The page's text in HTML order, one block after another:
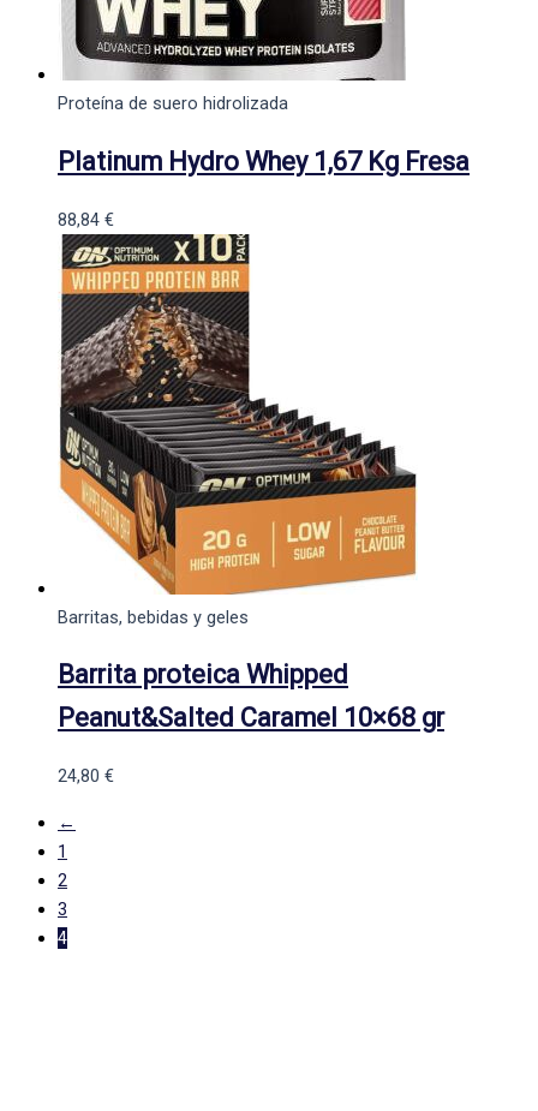
Proteína de suero hidrolizada
Platinum Hydro Whey 1,67 Kg Fresa
88,84 €
Barritas, bebidas y geles
Barrita proteica Whipped
Peanut&Salted Caramel 10×68 gr
24,80 €
←
1
2
3
4